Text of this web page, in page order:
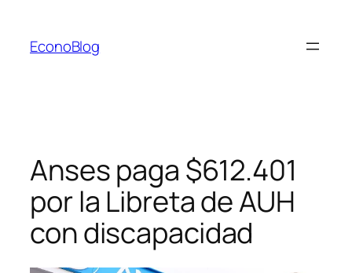
contenido
EconoBlog
Anses paga $612.401
por la Libreta de AUH
con discapacidad